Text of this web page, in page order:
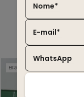
você
BRASIL EDITION
Nome*
E-mail*
WhatsApp